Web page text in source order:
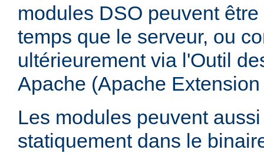
modules DSO peuvent
temps que le serveur, ou
ultérieurement via l'Outil
Apache (Apache
Les modules peuvent
statiquement dans le